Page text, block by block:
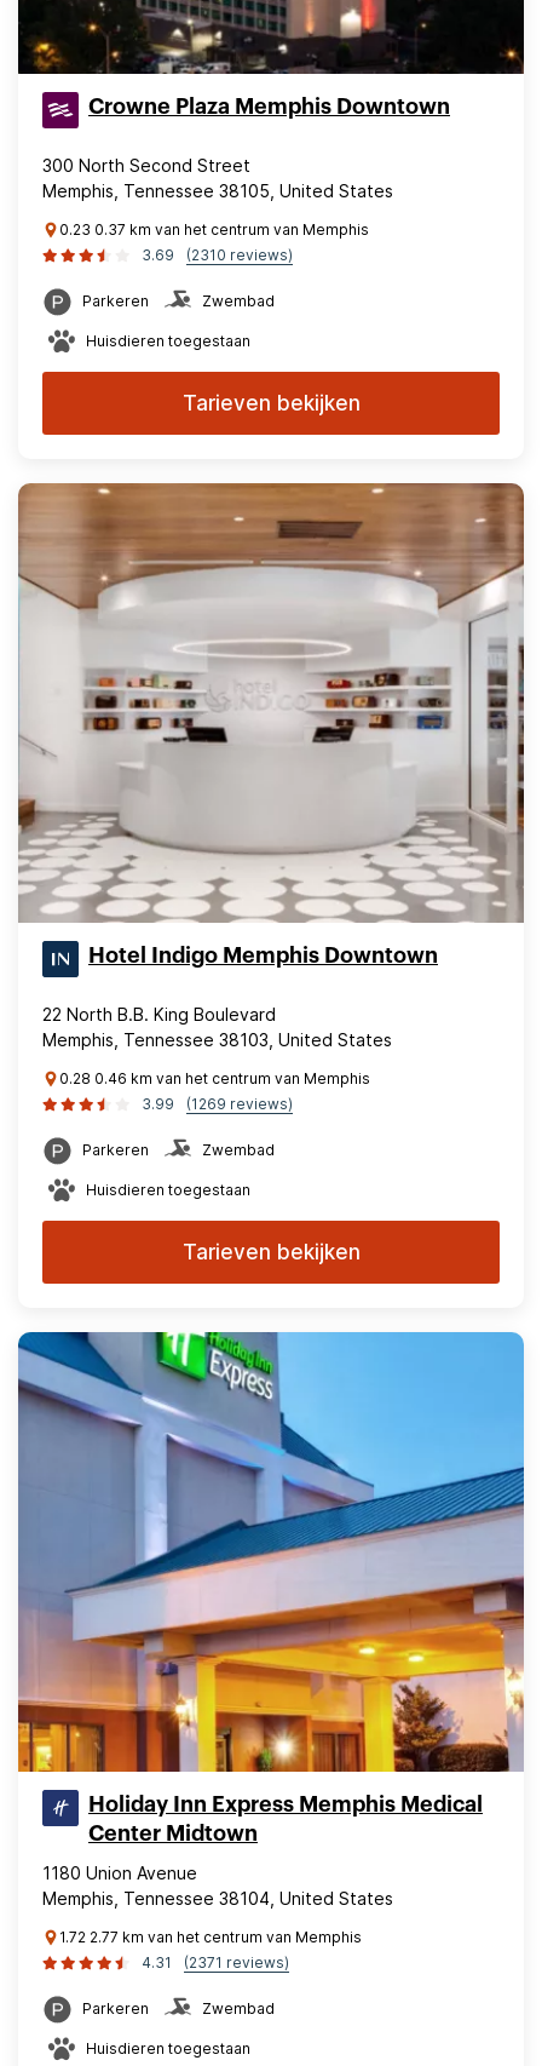
Crowne Plaza Memphis Downtown
300 North Second Street
Memphis, Tennessee 38105, United States
0.23 0.37 km van het centrum van Memphis
3.69
(2310 reviews)
Parkeren Zwembad
Huisdieren toegestaan
Tarieven bekijken
Hotel Indigo Memphis Downtown
22 North B.B. King Boulevard
Memphis, Tennessee 38103, United States
0.28 0.46 km van het centrum van Memphis
3.99
(1269 reviews)
Parkeren Zwembad
Huisdieren toegestaan
Tarieven bekijken
Holiday Inn Express Memphis Medical
Center Midtown
1180 Union Avenue
Memphis, Tennessee 38104, United States
1.72 2.77 km van het centrum van Memphis
4.31
(2371 reviews)
Parkeren Zwembad
Huisdieren toegestaan